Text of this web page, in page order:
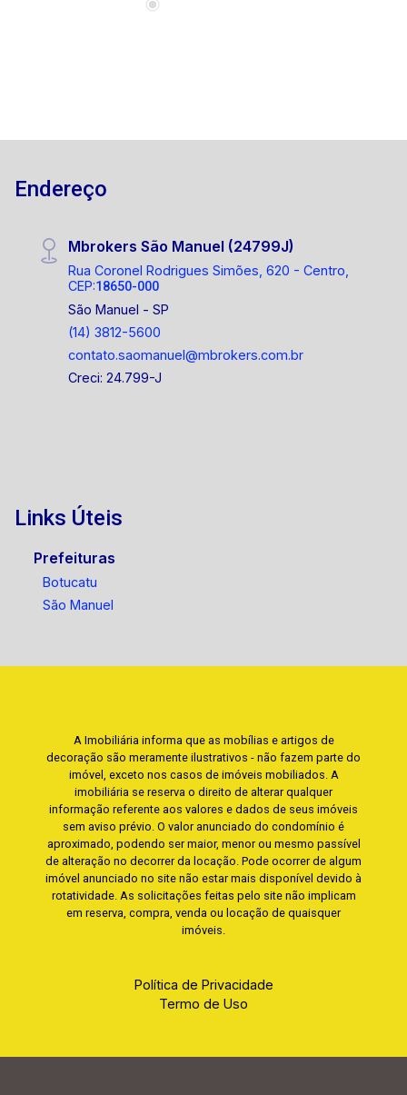
Endereço
Mbrokers São Manuel (24799J)
Rua Coronel Rodrigues Simões, 620 - Centro,
CEP:18650-000
São Manuel - SP
(14) 3812-5600
contato.saomanuel@mbrokers.com.br
Creci: 24.799-J
Links Úteis
Prefeituras
Botucatu
São Manuel
A Imobiliária informa que as mobílias e artigos de
decoração são meramente ilustrativos - não fazem parte do
imóvel, exceto nos casos de imóveis mobiliados. A
imobiliária se reserva o direito de alterar qualquer
informação referente aos valores e dados de seus imóveis
sem aviso prévio. O valor anunciado do condomínio é
aproximado, podendo ser maior, menor ou mesmo passível
de alteração no decorrer da locação. Pode ocorrer de algum
imóvel anunciado no site não estar mais disponível devido à
rotatividade. As solicitações feitas pelo site não implicam
em reserva, compra, venda ou locação de quaisquer
imóveis.
Política de Privacidade
Termo de Uso